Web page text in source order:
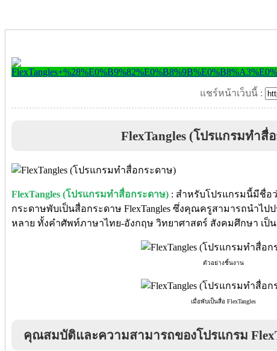
แชร์หน้าเว็บนี้ :
FlexTangles (โปรแกรมทำสื่
FlexTangles (โปรแกรมทำสื่อกระดาษ) : สำหรับโปรแกรมนี้มีชื่อว่
กระดาษพับเป็นสื่อกระดาษ FlexTangles ซึ่งคุณครูสามารถนำไ
หลาย ทั้งคำศัพท์ภาษาไทย-อังกฤษ วิทยาศาสตร์ สังคมศึกษา เป็
ตัวอย่างชิ้นงาน
เมื่อพับเป็นสื่อ FlexTangles
คุณสมบัติและความสามารถของโปรแกรม